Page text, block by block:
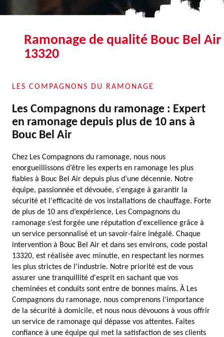
Ramonage de qualité Bouc Bel Air
13320
LES COMPAGNONS DU RAMONAGE
Les Compagnons du ramonage : Expert
en ramonage depuis plus de 10 ans à
Bouc Bel Air
Chez Les Compagnons du ramonage, nous nous
enorgueillissons d’être les experts en ramonage les plus
fiables à Bouc Bel Air depuis plus d’une décennie. Notre
équipe, passionnée et dévouée, s'engage à garantir la
sécurité et l'efficacité de vos installations de chauffage. Forte
de plus de 10 ans d’expérience, Les Compagnons du
ramonage s’est forgée une réputation d'excellence grâce à
un service personnalisé et un savoir-faire inégalé. Chaque
intervention à Bouc Bel Air et dans ses environs, code postal
13320, est réalisée avec minutie, en respectant les normes
les plus strictes de l'industrie. Notre priorité est de vous
assurer une tranquillité d'esprit en sachant que vos
cheminées et conduits sont entre de bonnes mains. À Les
Compagnons du ramonage, nous comprenons l'importance
de la sécurité à domicile, et nous nous dévouons à vous offrir
un service de ramonage qui dépasse vos attentes. Faites
confiance à une équipe qui met la satisfaction de ses clients